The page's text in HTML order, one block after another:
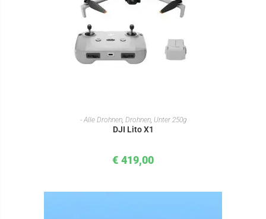
IN DEN WARENKORB
- Alle Drohnen, Drohnen, Unter 250g
DJI Lito X1
€ 419,00